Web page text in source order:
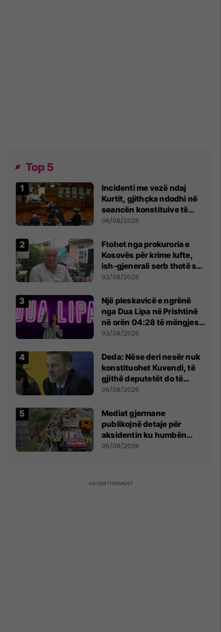
Top 5
Incidenti me vezë ndaj
Kurtit, gjithçka ndodhi në
seancën konstituive të
Kuvendit
06/08/2026
Ftohet nga prokuroria e
Kosovës për krime lufte,
ish-gjenerali serb thotë se
dikush e tradhtoi në
02/08/2026
Një pleskavicë e ngrënë
nga Dua Lipa në Prishtinë
në orën 04:28 të mëngjesit
- dhe bota digjitale serbe
03/08/2026
Deda: Nëse deri nesër nuk
konstituohet Kuvendi, të
gjithë deputetët do të
bëjnë shkelje të rëndë
06/08/2026
Mediat gjermane
publikojnë detaje për
aksidentin ku humbën
jetën tre mërgimtarë nga
06/08/2026